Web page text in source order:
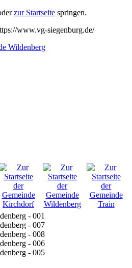
zur Startseite springen.
www.vg-siegenburg.de/